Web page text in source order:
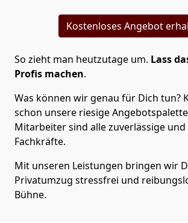
Kostenloses Angebot
So zieht man heutzutage um. Lass
Profis machen.
Was können wir genau für Dich tun?
schon unsere riesige
Mitarbeiter sind alle zuverlässige
Fachkräfte.
Mit unseren Leistungen bringen wir
Privatumzug stressfrei und
Bühne.